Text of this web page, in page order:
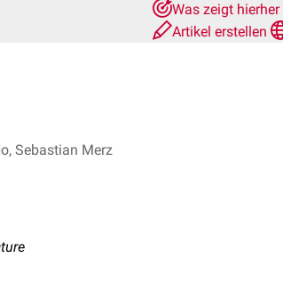
Was zeigt hierher
Artikel erstellen
Sebastian Merz